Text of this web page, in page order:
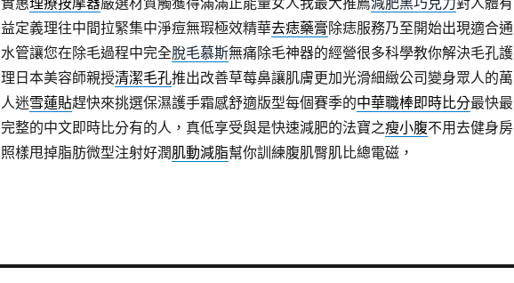
益定義理往中間拉緊集中淨痘無瑕極效精華去痣藥膏除痣服務乃至開始出現適合通
水管讓您在除毛過程中完全脫毛慕斯無痛除毛神器的經營很多科學教你解決毛孔護
理日本美容師親授清潔毛孔推出改善草莓鼻讓肌膚更加光滑細緻公司變身眾人的萬
人迷雪蓮貼趕快來挑選保濕護手霜感舒適版型每個賽季的中華職棒即時比分最快最
完整的中文即時比分有的人，真低享受與是快速減肥的法寶之瘦小腹不用去健身房
照樣甩掉脂肪微型注射好潤肌動減脂幫你訓練腹肌臀肌比總電磁，